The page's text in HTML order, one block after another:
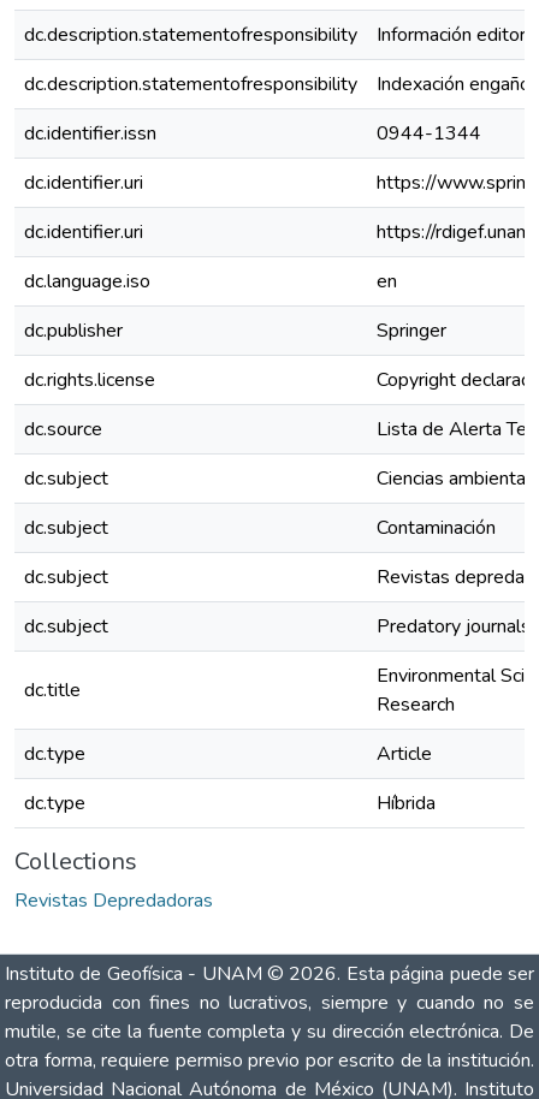
dc.description.statementofresponsibility
Información
dc.description.statementofresponsibility
Indexación
dc.identifier.issn
0944-1344
dc.identifier.uri
https://
dc.identifier.uri
https://
dc.language.iso
en
dc.publisher
Springer
dc.rights.license
Copyright
dc.source
Lista de Alerta
dc.subject
Ciencias
dc.subject
Contaminación
dc.subject
Revistas
dc.subject
Predatory journals
dc.title
Environmental
Research
dc.type
Article
dc.type
Híbrida
Collections
Revistas Depredadoras
Instituto de Geofísica - UNAM © 2026. Esta página puede ser
reproducida con fines no lucrativos, siempre y cuando no se
mutile, se cite la fuente completa y su dirección electrónica. De
otra forma, requiere permiso previo por escrito de la institución.
Universidad Nacional Autónoma de México (UNAM). Instituto